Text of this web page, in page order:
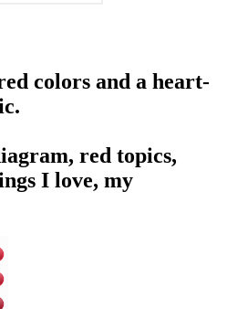
colors and a heart-
red topics,
I love, my